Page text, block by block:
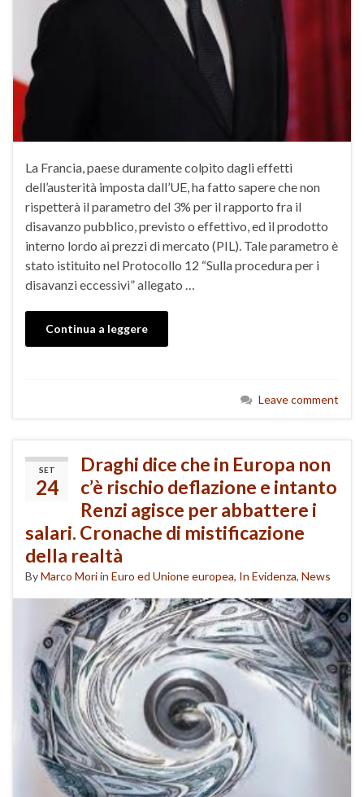
La Francia, paese duramente colpito dagli effetti
dell’austerità imposta dall’UE, ha fatto sapere che non
rispetterà il parametro del 3% per il rapporto fra il
disavanzo pubblico, previsto o effettivo, ed il prodotto
interno lordo ai prezzi di mercato (PIL). Tale parametro è
stato istituito nel Protocollo 12 “Sulla procedura per i
disavanzi eccessivi” allegato …
Continua a leggere
Leave comment
SET
24
Draghi dice che in Europa non
c’è rischio deflazione e intanto
Renzi agisce per abbattere i
salari. Cronache di mistificazione
della realtà
ByMarco Moriin Euro ed Unione europea, In Evidenza, News